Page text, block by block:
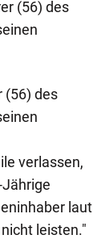
(56) des
(56) des
verlassen,
laut
leisten."